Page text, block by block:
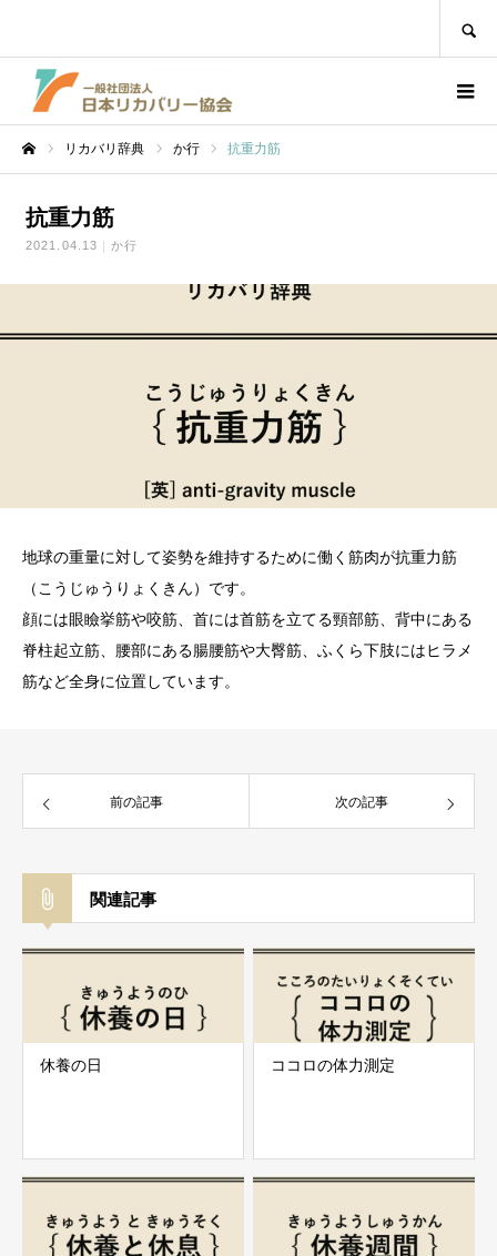
リカバリ辞典 か行 抗重力筋
抗重力筋
2021.04.13 か行
地球の重量に対して姿勢を維持するために働く筋肉が抗重力筋
（こうじゅうりょくきん）です。
顔には眼瞼挙筋や咬筋、首には首筋を立てる頸部筋、背中にある
脊柱起立筋、腰部にある腸腰筋や大臀筋、ふくら下肢にはヒラメ
筋など全身に位置しています。
前の記事 次の記事
関連記事
休養の日 ココロの体力測定